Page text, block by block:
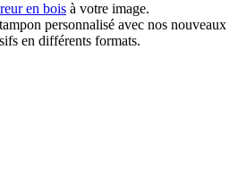
en bois à votre image.
personnalisé avec nos nouveaux
en différents formats.